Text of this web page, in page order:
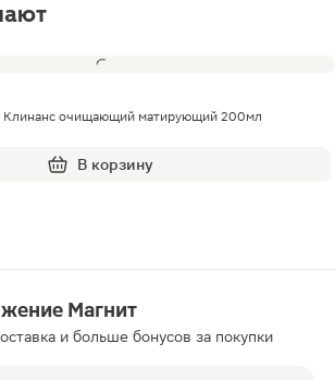
Клинанс очищающий матирующий 200мл
В корзину
Магнит
и больше бонусов за покупки